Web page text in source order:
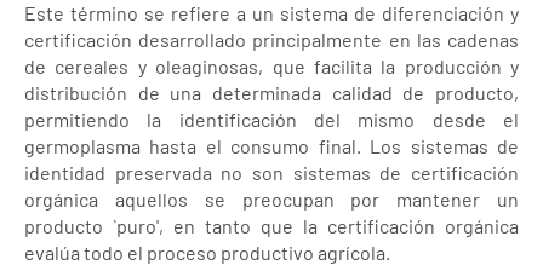
Este término se refiere a un sistema de diferenciación y
certificación desarrollado principalmente en las cadenas
de cereales y oleaginosas, que facilita la producción y
distribución de una determinada calidad de producto,
permitiendo la identificación del mismo desde el
germoplasma hasta el consumo final. Los sistemas de
identidad preservada no son sistemas de certificación
orgánica aquellos se preocupan por mantener un
producto `puro', en tanto que la certificación orgánica
evalúa todo el proceso productivo agrícola.